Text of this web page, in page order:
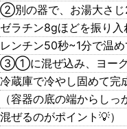
②別の器で、お湯大さじ
ゼラチン8gほどを振り入
レンチン50秒~1分で温め
③①に混ぜ込み、ヨーグ
冷蔵庫で冷やし固めて完
（容器の底の端からしっ
混ぜるのがポイント💡）